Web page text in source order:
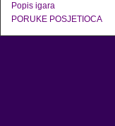
Popis igara
PORUKE POSJETIOCA